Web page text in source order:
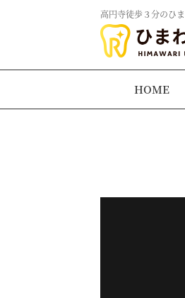
高円寺徒歩３分のひ
HOME